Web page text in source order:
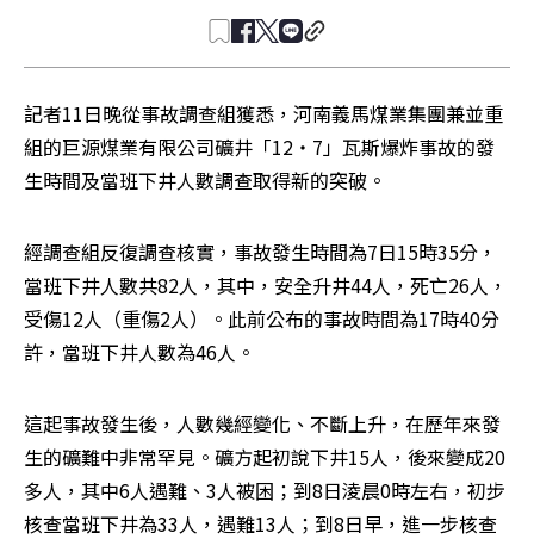
記者11日晚從事故調查組獲悉，河南義馬煤業集團兼並重
組的巨源煤業有限公司礦井「12‧7」瓦斯爆炸事故的發
生時間及當班下井人數調查取得新的突破。
經調查組反復調查核實，事故發生時間為7日15時35分，
當班下井人數共82人，其中，安全升井44人，死亡26人，
受傷12人（重傷2人）。此前公布的事故時間為17時40分
許，當班下井人數為46人。
這起事故發生後，人數幾經變化、不斷上升，在歷年來發
生的礦難中非常罕見。礦方起初說下井15人，後來變成20
多人，其中6人遇難、3人被困；到8日淩晨0時左右，初步
核查當班下井為33人，遇難13人；到8日早，進一步核查